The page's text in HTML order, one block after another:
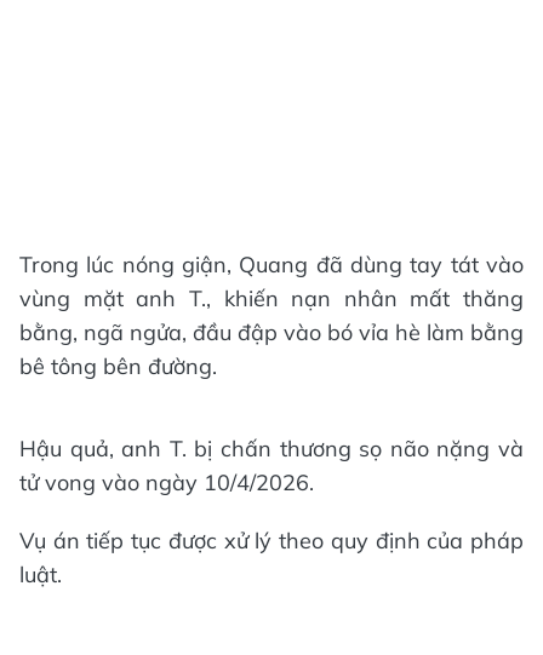
Trong lúc nóng giận, Quang đã dùng tay tát vào
vùng mặt anh T., khiến nạn nhân mất thăng
bằng, ngã ngửa, đầu đập vào bó vỉa hè làm bằng
bê tông bên đường.
Hậu quả, anh T. bị chấn thương sọ não nặng và
tử vong vào ngày 10/4/2026.
Vụ án tiếp tục được xử lý theo quy định của pháp
luật.